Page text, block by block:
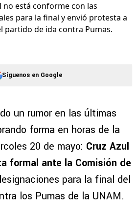
no está conforme con las
para la final y envió protesta a
partido de ida contra Pumas.
Síguenos en Google
un rumor en las últimas
forma en horas de la
20 de mayo: Cruz Azul
formal ante la Comisión de
para la final del
los Pumas de la UNAM.